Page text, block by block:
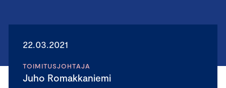
22.03.2021
TOIMITUSJOHTAJA
Juho Romakkaniemi